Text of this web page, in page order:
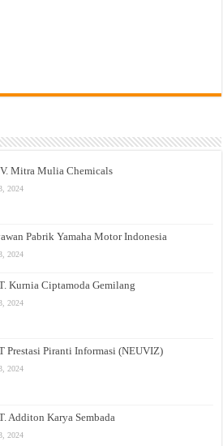
Mitra Mulia Chemicals
2024
Pabrik Yamaha Motor Indonesia
2024
Kurnia Ciptamoda Gemilang
2024
Prestasi Piranti Informasi (NEUVIZ)
2024
Additon Karya Sembada
2024